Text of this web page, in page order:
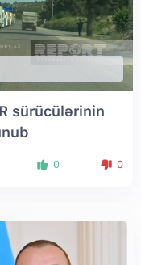
sürücülərinin
0 0